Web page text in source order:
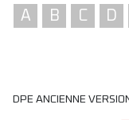
A B C D
DPE ANCIENNE